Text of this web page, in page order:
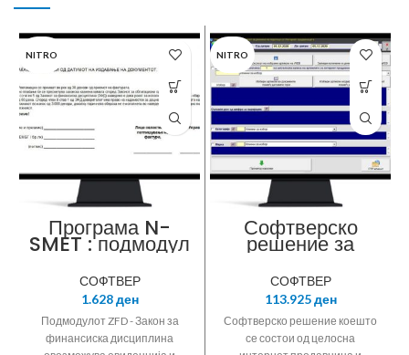
NITRO
Програма N-
SMET : подмодул
N-FIN ZFD –
Закон за
финансиска
дисциплина
СОФТВЕР
1.628ден
Подмодулот ZFD - Закон за
финансиска дисциплина
NITRO
Софтверско
решение за
Интернет-
продавница
интегрирана со
материјално и
комерцијално
работење
СОФТВЕР
113.925ден
Софтверско решение коешто
се состои од целосна